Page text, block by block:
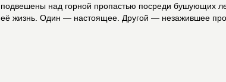
подвешены над горной пропастью посреди бушующих
её жизнь. Один — настоящее. Другой — незажившее